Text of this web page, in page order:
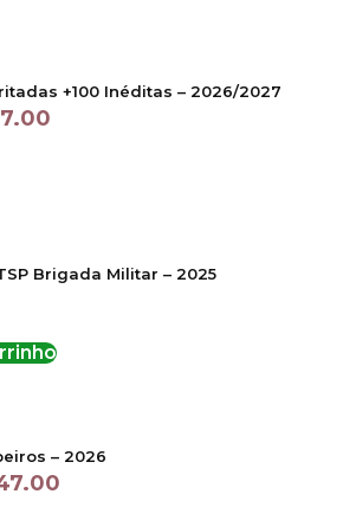
+100 Inéditas – 2026/2027
Brigada Militar – 2025
– 2026